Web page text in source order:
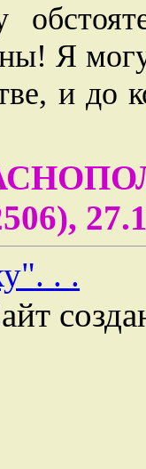
Я
и до
. .